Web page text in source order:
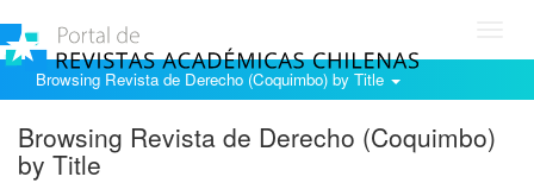
Browsing Revista de Derecho (Coquimbo) by Title
Browsing Revista de Derecho (Coquimbo)
by Title